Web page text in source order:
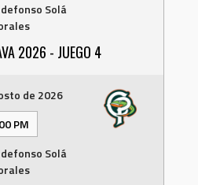
Solá
2026 - JUEGO 4
de 2026
PM
Solá